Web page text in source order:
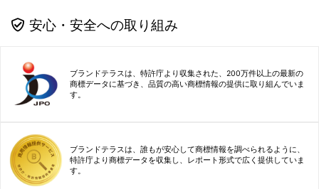
安心・安全への取り組み
ブランドテラスは、特許庁より収集された、200万件以上の最新の
商標データに基づき、品質の高い商標情報の提供に取り組んでいま
す。
ブランドテラスは、誰もが安心して商標情報を調べられるように、
特許庁より商標データを収集し、レポート形式で広く提供していま
す。